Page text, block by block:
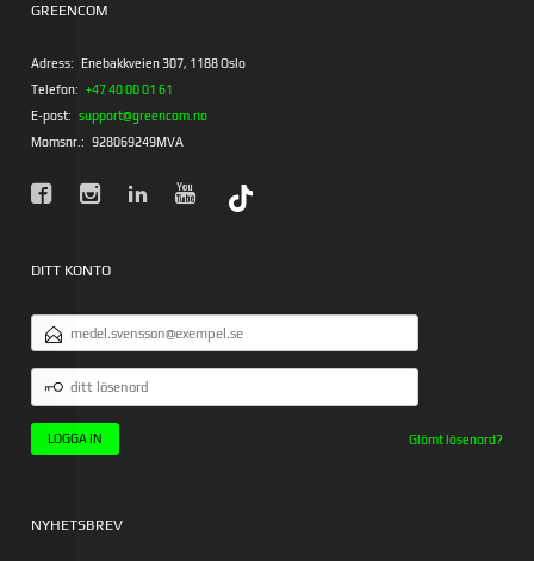
GREENCOM
Adress: Enebakkveien 307, 1188 Oslo
Telefon: +47 40 00 01 61
E-post: support@greencom.no
Momsnr.: 928069249MVA
DITT KONTO
E-
POSTADRESS
LÖSENORD
Glömt lösenord?
NYHETSBREV